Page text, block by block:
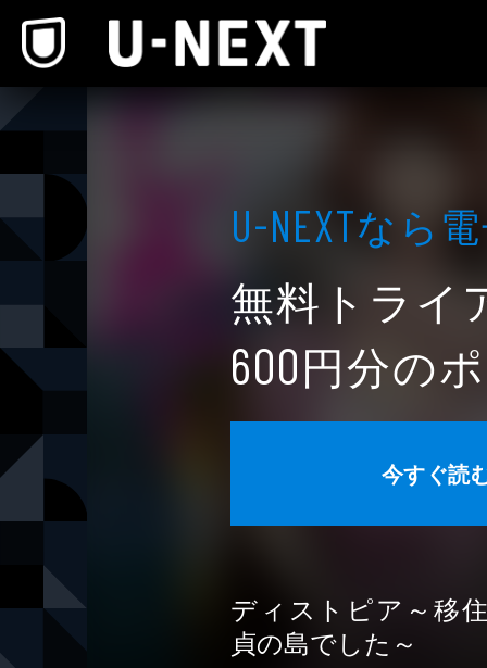
U-NEXTなら
無料トライ
600円分の
今すぐ読
ディストピア～移
貞の島でした～